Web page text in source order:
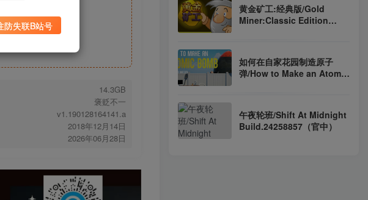
密码：sygu.cc
14.3GB
褒贬不一
v1.190128164141.a
2018年12月14日
2026年06月28日
黄金矿工:经典版/Gold
Miner:Classic Edition
如何在自家花园制造原子
弹/How to Make an Atomic
午夜轮班/Shift At Midnight
Build.24258857（官中）
防失联B站号